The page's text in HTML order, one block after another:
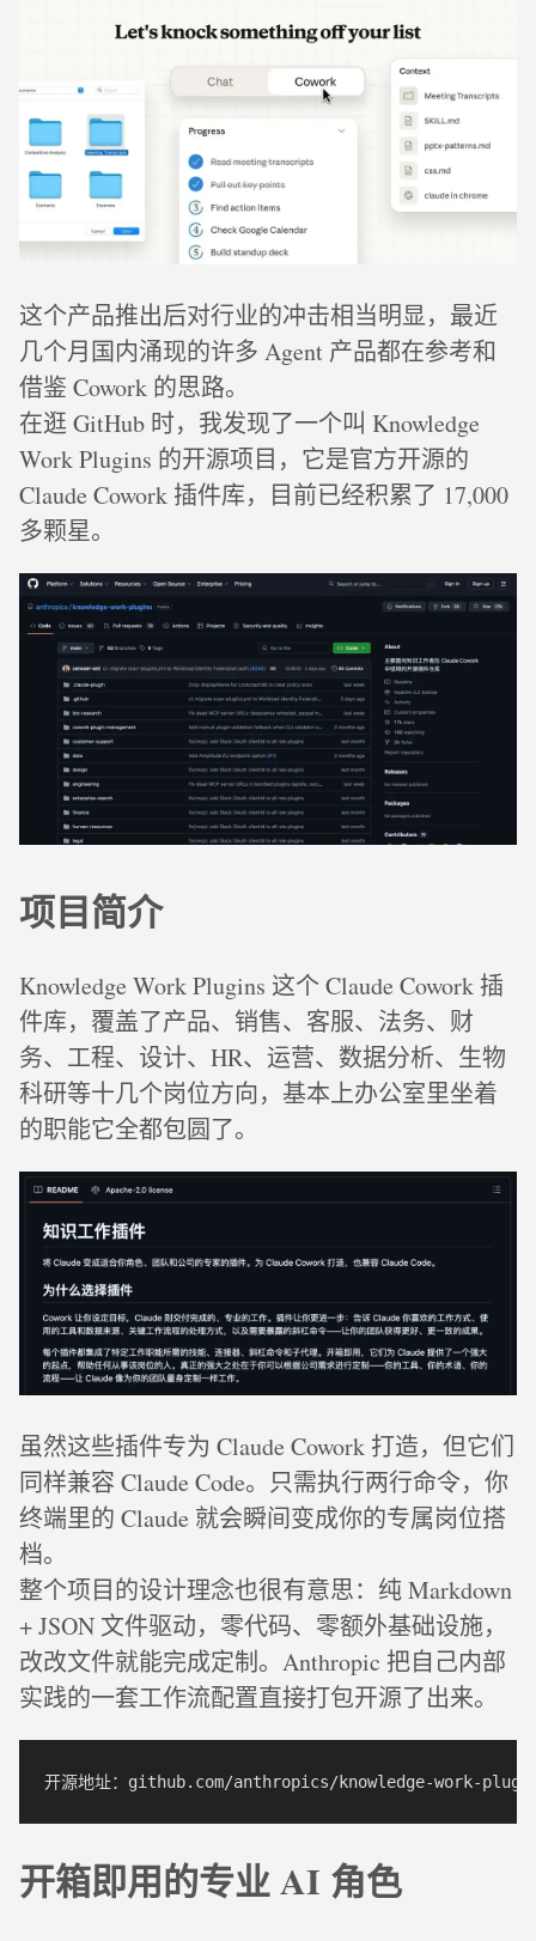
这个产品推出后对行业的冲击相当明显，最近
几个月国内涌现的许多 Agent 产品都在参考和
借鉴 Cowork 的思路。
在逛 GitHub 时，我发现了一个叫 Knowledge
Work Plugins 的开源项目，它是官方开源的
Claude Cowork 插件库，目前已经积累了 17,000
多颗星。
项目简介
Knowledge Work Plugins 这个 Claude Cowork 插
件库，覆盖了产品、销售、客服、法务、财
务、工程、设计、HR、运营、数据分析、生物
科研等十几个岗位方向，基本上办公室里坐着
的职能它全都包圆了。
虽然这些插件专为 Claude Cowork 打造，但它们
同样兼容 Claude Code。只需执行两行命令，你
终端里的 Claude 就会瞬间变成你的专属岗位搭
档。
整个项目的设计理念也很有意思：纯 Markdown
+ JSON 文件驱动，零代码、零额外基础设施，
改改文件就能完成定制。Anthropic 把自己内部
实践的一套工作流配置直接打包开源了出来。
开箱即用的专业 AI 角色